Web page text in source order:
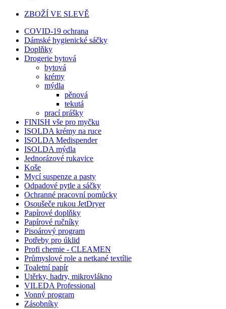
ZBOŽÍ VE SLEVĚ
COVID-19 ochrana
Dámské hygienické sáčky
Doplňky
Drogerie bytová
bytová
krémy
mýdla
pěnová
tekutá
prací prášky
FINISH vše pro myčku
ISOLDA krémy na ruce
ISOLDA Medispender
ISOLDA mýdla
Jednorázové rukavice
Koše
Mycí suspenze a pasty
Odpadové pytle a sáčky
Ochranné pracovní pomůcky
Osoušeče rukou JetDryer
Papírové doplňky
Papírové ručníky
Pisoárový program
Potřeby pro úklid
Profi chemie - CLEAMEN
Průmyslové role a netkané textílie
Toaletní papír
Utěrky, hadry, mikrovlákno
VILEDA Professional
Vonný program
Zásobníky